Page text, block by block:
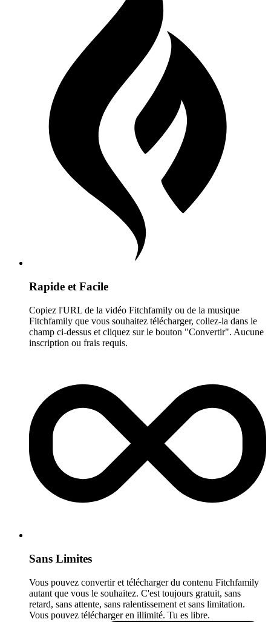
Rapide et Facile
Copiez l'URL de la vidéo Fitchfamily ou de la musique
Fitchfamily que vous souhaitez télécharger, collez-la dans le
champ ci-dessus et cliquez sur le bouton "Convertir". Aucune
inscription ou frais requis.
Sans Limites
Vous pouvez convertir et télécharger du contenu Fitchfamily
autant que vous le souhaitez. C'est toujours gratuit, sans
retard, sans attente, sans ralentissement et sans limitation.
Vous pouvez télécharger en illimité. Tu es libre.